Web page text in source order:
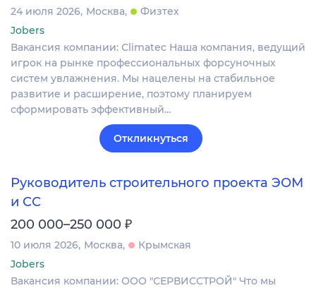
24 июля 2026 Москва
Физтех
Jobers
Вакансия компании: Climatec Наша компания, ведущий
игрок на рынке профессиональных форсуночных
систем увлажнения. Мы нацелены на стабильное
развитие и расширение, поэтому планируем
сформировать эффективный…
Откликнуться
Руководитель строительного проекта ЭОМ
и СС
200 000–250 000 ₽
10 июля 2026 Москва
Крымская
Jobers
Вакансия компании: ООО "СЕРВИССТРОЙ" Что мы